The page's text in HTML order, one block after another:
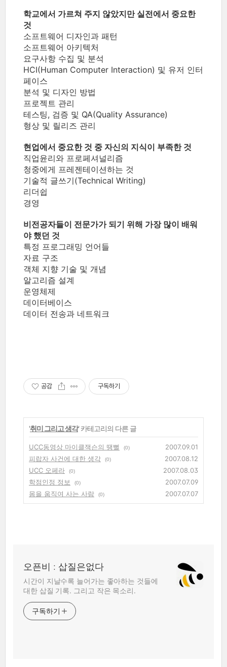
학교에서 가르쳐 주지 않았지만 실전에서 중요한
것
소프트웨어 디자인과 패턴
소프트웨어 아키텍처
요구사항 수집 및 분석
HCI(Human Computer Interaction) 및 유저 인터
페이스
분석 및 디자인 방법
프로젝트 관리
테스팅, 검증 및 QA(Quality Assurance)
형상 및 릴리즈 관리
현업에서 중요한 것 중 자신의 지식이 부족한 것
직업윤리와 프로페셔널리즘
청중에게 프레젠테이션하는 것
기술적 글쓰기(Technical Writing)
리더쉽
경영
비전공자들이 전문가가 되기 위해 가장 많이 배워
야 했던 것
특정 프로그래밍 언어들
자료 구조
객체 지향 기술 및 개념
알고리즘 설계
운영체제
데이터베이스
데이터 전송과 네트워크
공감 구독하기
'취미 그리고 생각' 카테고리의 다른 글
UCC동영상 마이클잭슨의 땡뻘 (0)
2007.09.01
피랍자 사건에 대한 생각
(0)
2007.08.12
UCC 오페라
(0)
2007.08.03
학점인정 정보
(0)
2007.07.09
몸을 움직여 사는 사람
(0) 2007.07.07
오픈비 : 삽질은없다
시간이 지날수록 늘어가는 좋아하는 것들에
대한 삽질 기록. 그리고 작은 목소리.
구독하기